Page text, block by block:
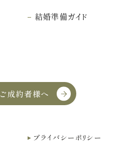
結婚準備ガイド
ご成約者様へ
プライバシーポリシー
こちら